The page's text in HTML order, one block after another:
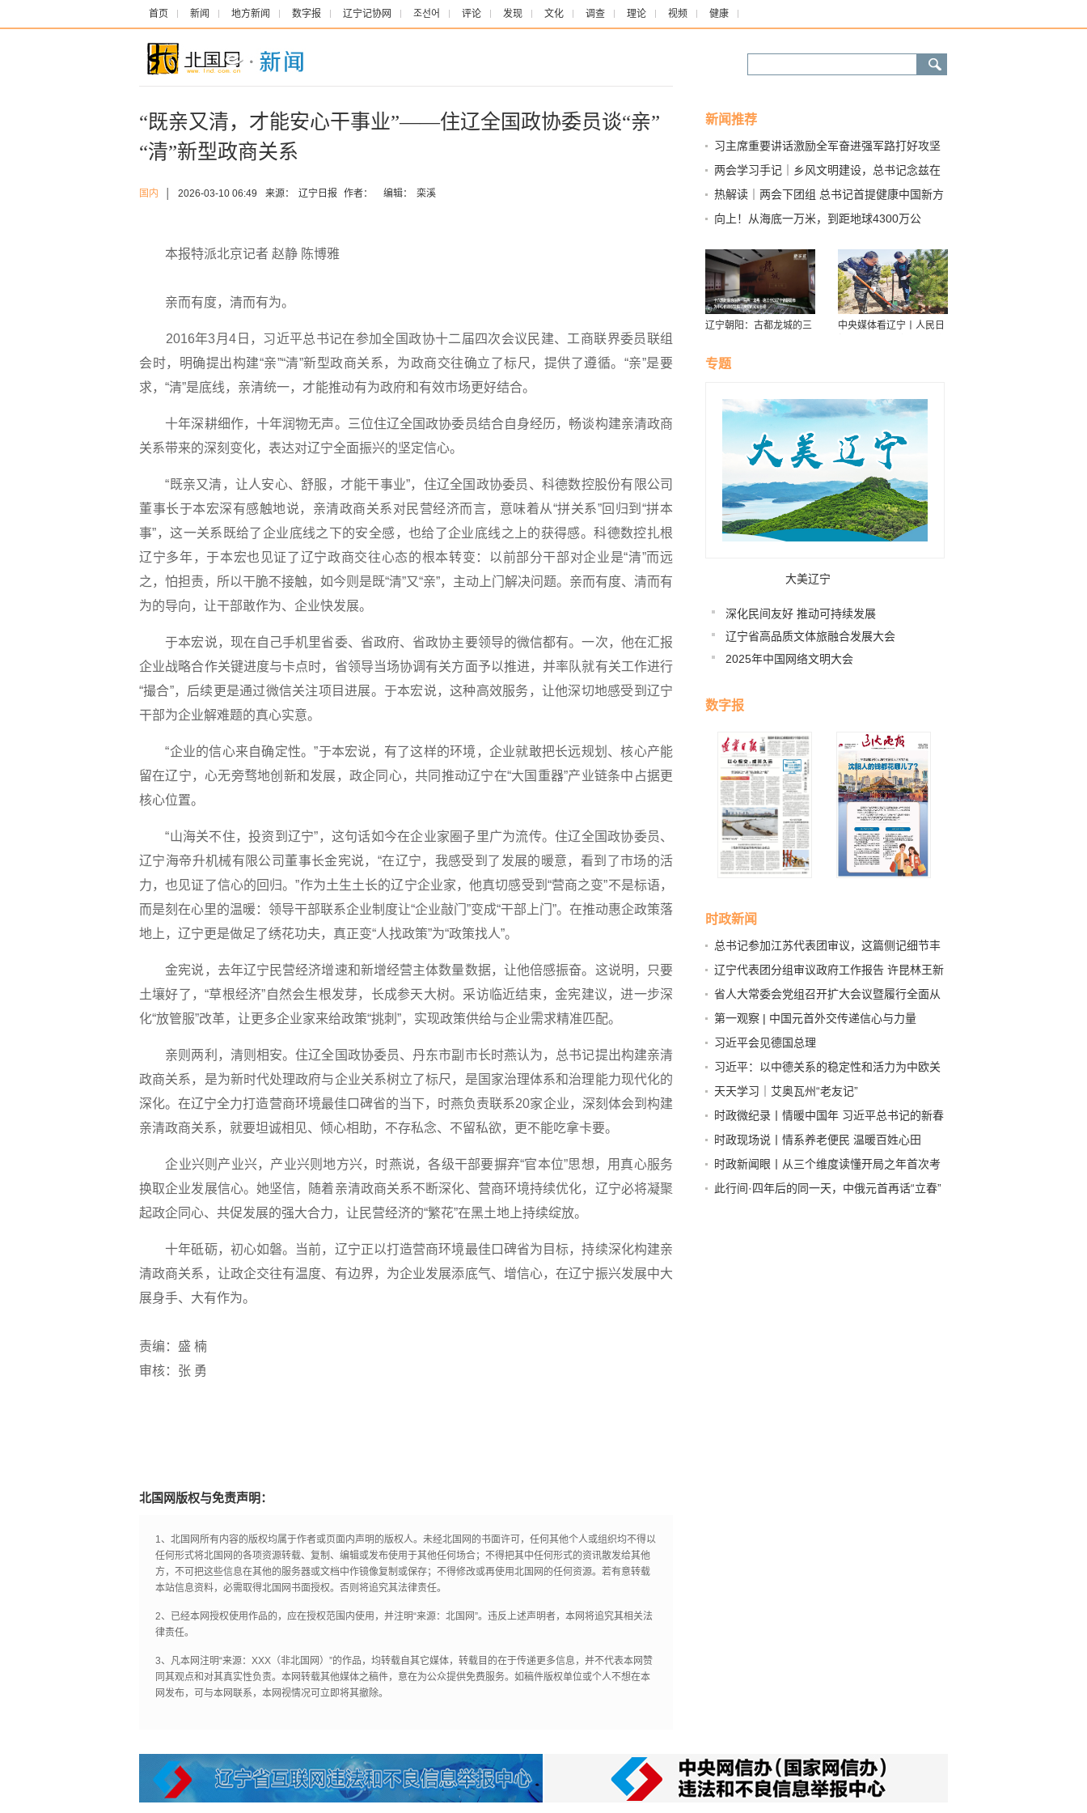
首页 新闻 地方新闻 数字报 辽宁记协网 조선어 评论 发现 文化 调查 理论 视频 健康
“既亲又清，才能安心干事业”——住辽全国政协委员谈“亲”
“清”新型政商关系
国内 2026-03-10 06:49 来源： 辽宁日报 作者： 编辑： 栾溪
本报特派北京记者 赵静 陈博雅
亲而有度，清而有为。
2016年3月4日，习近平总书记在参加全国政协十二届四次会议民建、工商联界委员联组
会时，明确提出构建“亲”“清”新型政商关系，为政商交往确立了标尺，提供了遵循。“亲”是要
求，“清”是底线，亲清统一，才能推动有为政府和有效市场更好结合。
十年深耕细作，十年润物无声。三位住辽全国政协委员结合自身经历，畅谈构建亲清政商
关系带来的深刻变化，表达对辽宁全面振兴的坚定信心。
“既亲又清，让人安心、舒服，才能干事业”，住辽全国政协委员、科德数控股份有限公司
董事长于本宏深有感触地说，亲清政商关系对民营经济而言，意味着从“拼关系”回归到“拼本
事”，这一关系既给了企业底线之下的安全感，也给了企业底线之上的获得感。科德数控扎根
辽宁多年，于本宏也见证了辽宁政商交往心态的根本转变：以前部分干部对企业是“清”而远
之，怕担责，所以干脆不接触，如今则是既“清”又“亲”，主动上门解决问题。亲而有度、清而有
为的导向，让干部敢作为、企业快发展。
于本宏说，现在自己手机里省委、省政府、省政协主要领导的微信都有。一次，他在汇报
企业战略合作关键进度与卡点时，省领导当场协调有关方面予以推进，并率队就有关工作进行
“撮合”，后续更是通过微信关注项目进展。于本宏说，这种高效服务，让他深切地感受到辽宁
干部为企业解难题的真心实意。
“企业的信心来自确定性。”于本宏说，有了这样的环境，企业就敢把长远规划、核心产能
留在辽宁，心无旁骛地创新和发展，政企同心，共同推动辽宁在“大国重器”产业链条中占据更
核心位置。
“山海关不住，投资到辽宁”，这句话如今在企业家圈子里广为流传。住辽全国政协委员、
辽宁海帝升机械有限公司董事长金宪说，“在辽宁，我感受到了发展的暖意，看到了市场的活
力，也见证了信心的回归。”作为土生土长的辽宁企业家，他真切感受到“营商之变”不是标语，
而是刻在心里的温暖：领导干部联系企业制度让“企业敲门”变成“干部上门”。在推动惠企政策落
地上，辽宁更是做足了绣花功夫，真正变“人找政策”为“政策找人”。
金宪说，去年辽宁民营经济增速和新增经营主体数量数据，让他倍感振奋。这说明，只要
土壤好了，“草根经济”自然会生根发芽，长成参天大树。采访临近结束，金宪建议，进一步深
化“放管服”改革，让更多企业家来给政策“挑刺”，实现政策供给与企业需求精准匹配。
亲则两利，清则相安。住辽全国政协委员、丹东市副市长时燕认为，总书记提出构建亲清
政商关系，是为新时代处理政府与企业关系树立了标尺，是国家治理体系和治理能力现代化的
深化。在辽宁全力打造营商环境最佳口碑省的当下，时燕负责联系20家企业，深刻体会到构建
亲清政商关系，就要坦诚相见、倾心相助，不存私念、不留私欲，更不能吃拿卡要。
企业兴则产业兴，产业兴则地方兴，时燕说，各级干部要摒弃“官本位”思想，用真心服务
换取企业发展信心。她坚信，随着亲清政商关系不断深化、营商环境持续优化，辽宁必将凝聚
起政企同心、共促发展的强大合力，让民营经济的“繁花”在黑土地上持续绽放。
十年砥砺，初心如磐。当前，辽宁正以打造营商环境最佳口碑省为目标，持续深化构建亲
清政商关系，让政企交往有温度、有边界，为企业发展添底气、增信心，在辽宁振兴发展中大
展身手、大有作为。
责编：盛 楠
审核：张 勇
北国网版权与免责声明：
1、北国网所有内容的版权均属于作者或页面内声明的版权人。未经北国网的书面许可，任何其他个人或组织均不得以
任何形式将北国网的各项资源转载、复制、编辑或发布使用于其他任何场合；不得把其中任何形式的资讯散发给其他
方，不可把这些信息在其他的服务器或文档中作镜像复制或保存；不得修改或再使用北国网的任何资源。若有意转载
本站信息资料，必需取得北国网书面授权。否则将追究其法律责任。
2、已经本网授权使用作品的，应在授权范围内使用，并注明“来源：北国网”。违反上述声明者，本网将追究其相关法
律责任。
3、凡本网注明“来源：XXX（非北国网）”的作品，均转载自其它媒体，转载目的在于传递更多信息，并不代表本网赞
同其观点和对其真实性负责。本网转载其他媒体之稿件，意在为公众提供免费服务。如稿件版权单位或个人不想在本
网发布，可与本网联系，本网视情况可立即将其撤除。
新闻推荐
习主席重要讲话激励全军奋进强军路打好攻坚
战
两会学习手记｜乡风文明建设，总书记念兹在
热解读｜两会下团组 总书记首提健康中国新方
向上！从海底一万米，到距地球4300万公
辽宁朝阳：古都龙城的三
中央媒体看辽宁丨人民日
专题
大美辽宁
深化民间友好 推动可持续发展
辽宁省高品质文体旅融合发展大会
2025年中国网络文明大会
数字报
时政新闻
总书记参加江苏代表团审议，这篇侧记细节丰
富
辽宁代表团分组审议政府工作报告 许昆林王新
伟杨晓超郝鹏侯建国参加
省人大常委会党组召开扩大会议暨履行全面从
严治党主体责任领导小组会议
第一观察 | 中国元首外交传递信心与力量
习近平会见德国总理
习近平：以中德关系的稳定性和活力为中欧关
系谋合作 为动荡世界谋大同
天天学习｜艾奥瓦州“老友记”
时政微纪录丨情暖中国年 习近平总书记的新春
牵挂与祝福
时政现场说丨情系养老便民 温暖百姓心田
时政新闻眼丨从三个维度读懂开局之年首次考
此行间·四年后的同一天，中俄元首再话“立春”